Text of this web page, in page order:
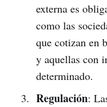
externa es
como las
que cotizan en
y aquellas con
determinado.
Regulación: